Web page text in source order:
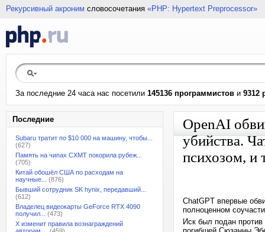
Рекурсивный акроним словосочетания «PHP: Hypertext Preprocessor»
За последние 24 часа нас посетили 145136 программистов и 9312
Последние
Subaru тратит по $10 000 на машину, чтобы...
(627)
Память на чипах CXMT покорила рубеж...
(705)
Китай обошёл США по расходам на
научные...
(876)
Бывший сотрудник SK hynix, передавший...
(612)
Владелец видеокарты GeForce RTX 4090
получил...
(473)
X изменит правила вознаграждений
OpenAI
убийства.
психозом, и
ChatGPT впервые
полноценном
Иск был подан